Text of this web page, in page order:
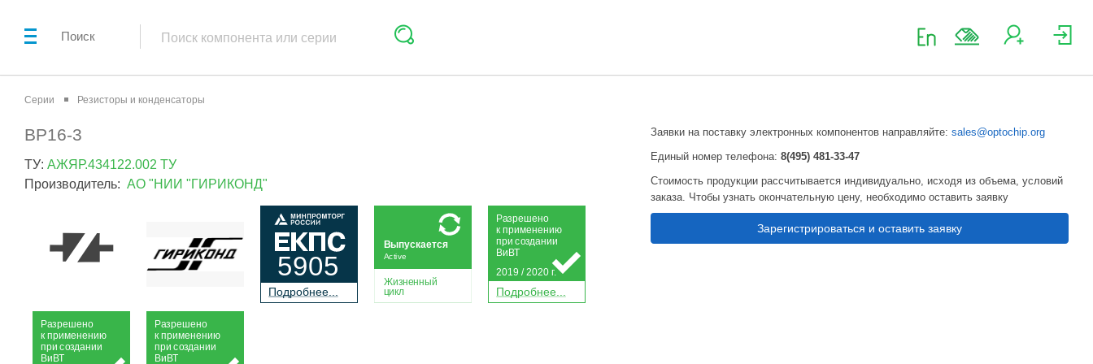
Поиск
Серии Резисторы и конденсаторы
ВР16-3
ТУ: АЖЯР.434122.002 ТУ
Производитель: АО "НИИ "ГИРИКОНД"
Подробнее...
5905
Жизненный
цикл
Active
Выпускается
Подробнее...
Разрешено
к применению
присоздании
Ви ВТ
2019 / 2020 г.
Разрешено
к применению
присоздании
Ви ВТ
Разрешено
к применению
присоздании
Ви ВТ
Заявки на поставку электронных компонентов направляйте:sales@optochip.org
Единый номер телефона:8(495) 481-33-47
Стоимость продукции рассчитывается индивидуально, исходя из объема, условий
заказа. Чтобы узнать окончательную цену, необходимо оставить заявку
Зарегистрироваться и оставить заявку